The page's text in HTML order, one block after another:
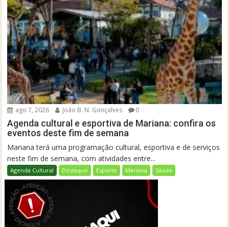
ago 7, 2026 João B. N. Gonçalves 0
Agenda cultural e esportiva de Mariana: confira os
eventos deste fim de semana
Mariana terá uma programação cultural, esportiva e de serviços
neste fim de semana, com atividades entre...
Agenda Cultural Destaque Esporte Mariana Saúde